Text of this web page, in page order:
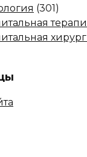
(301)